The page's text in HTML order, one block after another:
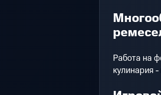
Работа на
кулинария